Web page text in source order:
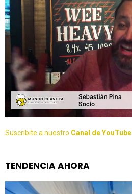
Suscribite a nuestro Canal de YouTube
TENDENCIA AHORA